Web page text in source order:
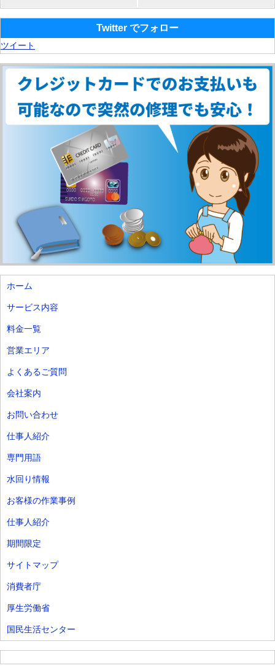
Twitter でフォロー
ツイート
ホーム
サービス内容
料金一覧
営業エリア
よくあるご質問
会社案内
お問い合わせ
仕事人紹介
専門用語
水回り情報
お客様の作業事例
仕事人紹介
期間限定
サイトマップ
消費者庁
厚生労働省
国民生活センター